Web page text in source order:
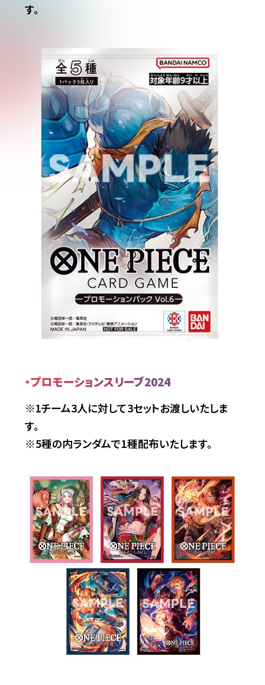
す。
・プロモーションスリーブ2024
※1チーム3人に対して3セットお渡しいたしま
す。
※5種の内ランダムで1種配布いたします。